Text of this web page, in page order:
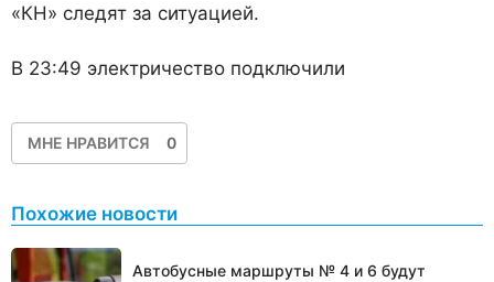
«КН» следят за ситуацией.
В 23:49 электричество подключили
МНЕ НРАВИТСЯ 0
Похожие новости
Автобусные маршруты № 4 и 6 будут